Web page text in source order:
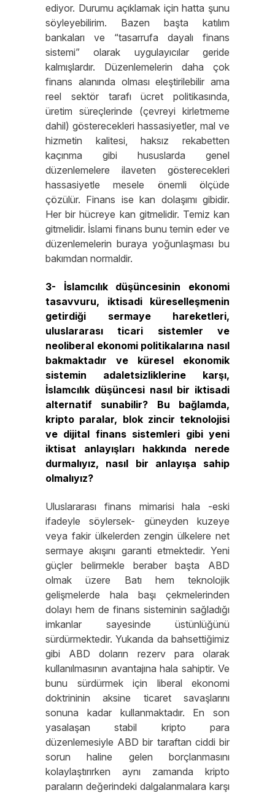
ediyor. Durumu açıklamak için hatta şunu
söyleyebilirim. Bazen başta katılım
bankaları ve “tasarrufa dayalı finans
sistemi” olarak uygulayıcılar geride
kalmışlardır. Düzenlemelerin daha çok
finans alanında olması eleştirilebilir ama
reel sektör tarafı ücret politikasında,
üretim süreçlerinde (çevreyi kirletmeme
dahil) gösterecekleri hassasiyetler, mal ve
hizmetin kalitesi, haksız rekabetten
kaçınma gibi hususlarda genel
düzenlemelere ilaveten gösterecekleri
hassasiyetle mesele önemli ölçüde
çözülür. Finans ise kan dolaşımı gibidir.
Her bir hücreye kan gitmelidir. Temiz kan
gitmelidir. İslami finans bunu temin eder ve
düzenlemelerin buraya yoğunlaşması bu
bakımdan normaldir.
3- İslamcılık düşüncesinin ekonomi
tasavvuru, iktisadi küreselleşmenin
getirdiği sermaye hareketleri,
uluslararası ticari sistemler ve
neoliberal ekonomi politikalarına nasıl
bakmaktadır ve küresel ekonomik
sistemin adaletsizliklerine karşı,
İslamcılık düşüncesi nasıl bir iktisadi
alternatif sunabilir? Bu bağlamda,
kripto paralar, blok zincir teknolojisi
ve dijital finans sistemleri gibi yeni
iktisat anlayışları hakkında nerede
durmalıyız, nasıl bir anlayışa sahip
olmalıyız?
Uluslararası finans mimarisi hala -eski
ifadeyle söylersek- güneyden kuzeye
veya fakir ülkelerden zengin ülkelere net
sermaye akışını garanti etmektedir. Yeni
güçler belirmekle beraber başta ABD
olmak üzere Batı hem teknolojik
gelişmelerde hala başı çekmelerinden
dolayı hem de finans sisteminin sağladığı
imkanlar sayesinde üstünlüğünü
sürdürmektedir. Yukarıda da bahsettiğimiz
gibi ABD doların rezerv para olarak
kullanılmasının avantajına hala sahiptir. Ve
bunu sürdürmek için liberal ekonomi
doktrininin aksine ticaret savaşlarını
sonuna kadar kullanmaktadır. En son
yasalaşan stabil kripto para
düzenlemesiyle ABD bir taraftan ciddi bir
sorun haline gelen borçlanmasını
kolaylaştırırken aynı zamanda kripto
paraların değerindeki dalgalanmalara karşı